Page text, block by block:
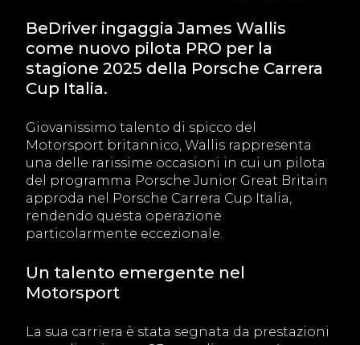
BeDriver ingaggia James Wallis
come nuovo pilota PRO per la
stagione 2025 della Porsche Carrera
Cup Italia.
Giovanissimo talento di spicco del
Motorsport britannico, Wallis rappresenta
una delle rarissime occasioni in cui un pilota
del programma Porsche Junior Great Britain
approda nel Porsche Carrera Cup Italia,
rendendo questa operazione
particolarmente eccezionale.
Un talento emergente nel
Motorsport
La sua carriera è stata segnata da prestazioni